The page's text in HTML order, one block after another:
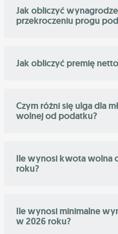
Jak obliczyć
przekroczeniu progu
Jak obliczyć premię
Czym różni się ulga dla
wolnej od podatku?
Ile wynosi kwota wolna
roku?
Ile wynosi minimalne
w 2026 roku?